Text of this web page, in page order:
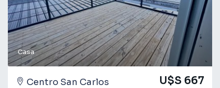
Casa
Centro San Carlos U$S 667